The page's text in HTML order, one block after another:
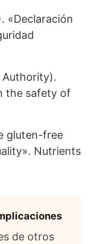
«Declaración
Authority).
the safety of
gluten-free
Nutrients
de otros